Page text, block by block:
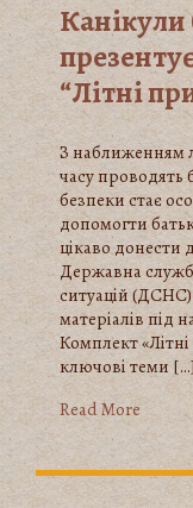
“Літні
З наближенням
часу проводять
безпеки стає
допомогти
цікаво донести
Державна
ситуацій (ДСНС)
матеріалів під
Комплект
ключові теми […]
Read More